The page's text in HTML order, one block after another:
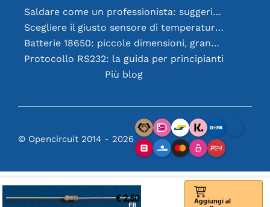
€ 2,50
Aggiungi al
Saldare come un professionista: suggerimenti per connessioni elettroniche perfette
Scegliere il giusto sensore di temperatura [youtube]
Batterie 18650: piccole dimensioni, grandi prestazioni
Protocollo RS232: la guida per principianti
Più blog
© Opencircuit 2014 - 2026